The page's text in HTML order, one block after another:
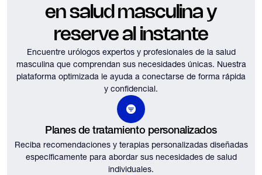
en salud masculina y
reserve al instante
Encuentre urólogos expertos y profesionales de la salud
masculina que comprendan sus necesidades únicas. Nuestra
plataforma optimizada le ayuda a conectarse de forma rápida
y confidencial.
Planes de tratamiento personalizados
Reciba recomendaciones y terapias personalizadas diseñadas
específicamente para abordar sus necesidades de salud
individuales.